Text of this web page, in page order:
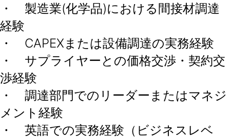
・ 製造業(化学品)における間接材調達
経験
・ CAPEXまたは設備調達の実務経験
・ サプライヤーとの価格交渉・契約交
渉経験
・ 調達部門でのリーダーまたはマネジ
メント経験
・ 英語での実務経験（ビジネスレベ